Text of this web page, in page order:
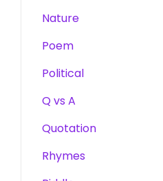
Nature
Poem
Political
Q vs A
Quotation
Rhymes